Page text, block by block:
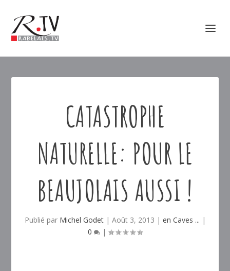
CATASTROPHE
NATURELLE: POUR LE
BEAUJOLAIS AUSSI !
Publié par Michel Godet| Août 3, 2013 | en Caves ... |
0
|